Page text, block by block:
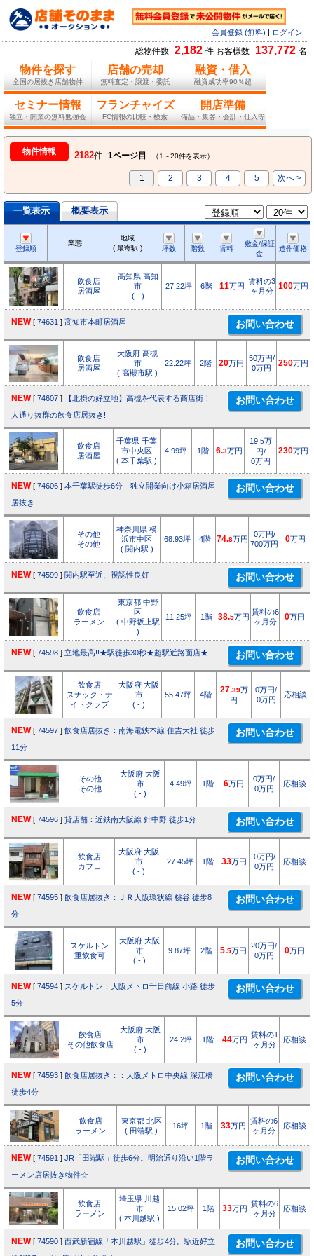
会員登録 (無料) ログイン
総物件数 2,182 件 お客様数 137,772 名
物件を探す
全国の居抜き店舗物件
店舗の売却
無料査定・譲渡・委託
融資・借入
融資成功率90％超
セミナー情報
独立・開業の無料勉強会
フランチャイズ
FC情報の比較・検索
開店準備
備品・集客・会計・仕入等
物件情報 2182件 1ページ目 （1～20件を表示）
1 2 3 4 5 次へ >
一覧表示 概要表示
登録順
業態
地域
( 最寄駅 )
坪数 階数 賃料
敷金/保証
金
造作価格
飲食店
居酒屋
高知県 高知
市
( - )
27.22坪 6階 11万円
賃料の3
ヶ月分
100万円
NEW [ 74631 ] 高知市本町居酒屋
飲食店
居酒屋
大阪府 高槻
市
( 高槻市駅 )
22.22坪 2階 20万円
50万円/
0万円
250万円
NEW [ 74607 ]
【北摂の好立地】高槻を代表する商店街！
人通り抜群の飲食店居抜き!
飲食店
居酒屋
千葉県 千葉
市中央区
( 本千葉駅 )
4.99坪 1階 6.3万円
19.5万
円/
0万円
230万円
NEW [ 74606 ] 本千葉駅徒歩6分 独立開業向け小箱居酒屋
居抜き
その他
その他
神奈川県 横
浜市中区
( 関内駅 )
68.93坪 4階 74.8万円
0万円/
700万円
0万円
NEW [ 74599 ] 関内駅至近、視認性良好
飲食店
ラーメン
東京都 中野
区
( 中野坂上駅
)
11.25坪 1階 38.5万円
賃料の6
ヶ月分
0万円
NEW [ 74598 ] 立地最高!!★駅徒歩30秒★超駅近路面店★
飲食店
スナック・ナ
イトクラブ
大阪府 大阪
市
( - )
55.47坪 4階
27.39万
円
0万円/
0万円
応相談
NEW [ 74597 ] 飲食店居抜き：南海電鉄本線 住吉大社 徒歩
11分
その他
その他
大阪府 大阪
市
( - )
4.49坪 1階 6万円
0万円/
0万円
応相談
NEW [ 74596 ] 貸店舗：近鉄南大阪線 針中野 徒歩1分
飲食店
カフェ
大阪府 大阪
市
( - )
27.45坪 1階 33万円
0万円/
0万円
応相談
NEW [ 74595 ] 飲食店居抜き：ＪＲ大阪環状線 桃谷 徒歩8
分
スケルトン
重飲食可
大阪府 大阪
市
( - )
9.87坪 2階 5.5万円
20万円/
0万円
0万円
NEW [ 74594 ] スケルトン：大阪メトロ千日前線 小路 徒歩
5分
飲食店
その他飲食店
大阪府 大阪
市
( - )
24.2坪 1階 44万円
賃料の1
ヶ月分
応相談
NEW [ 74593 ] 飲食店居抜き：：大阪メトロ中央線 深江橋
徒歩4分
飲食店
ラーメン
東京都 北区
( 田端駅 )
16坪 1階 33万円
賃料の6
ヶ月分
応相談
NEW [ 74591 ] JR「田端駅」徒歩6分。明治通り沿い1階ラ
ーメン店居抜き物件☆
飲食店
ラーメン
埼玉県 川越
市
( 本川越駅 )
15.02坪 1階 33万円
賃料の6
ヶ月分
応相談
NEW [ 74590 ] 西武新宿線「本川越駅」徒歩4分。駅近好立